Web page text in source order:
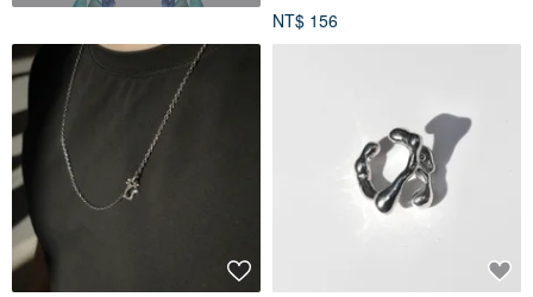
NT$ 156